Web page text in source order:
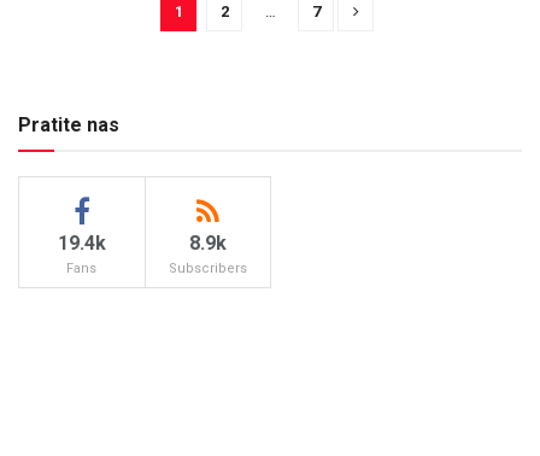
1 2 7
Pratite nas
19.4k
Fans
8.9k
Subscribers